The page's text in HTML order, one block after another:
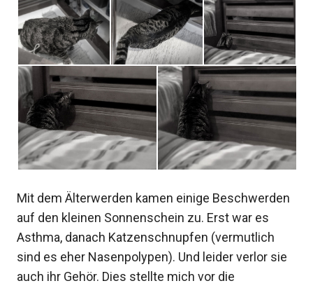
Mit dem Älterwerden kamen einige Beschwerden
auf den kleinen Sonnenschein zu. Erst war es
Asthma, danach Katzenschnupfen (vermutlich
sind es eher Nasenpolypen). Und leider verlor sie
auch ihr Gehör. Dies stellte mich vor die